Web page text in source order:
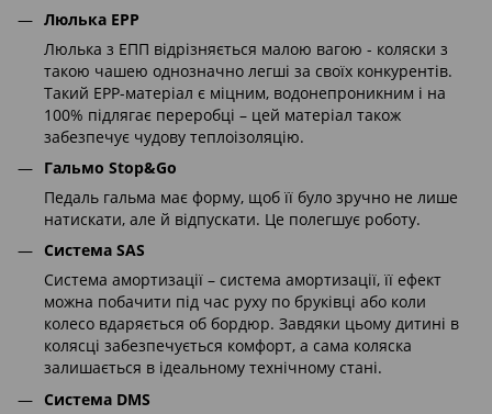
Люлька EPP
Люлька з ЕПП відрізняється малою вагою - коляски з
такою чашею однозначно легші за своїх конкурентів.
Такий EPP-матеріал є міцним, водонепроникним і на
100% підлягає переробці – цей матеріал також
забезпечує чудову теплоізоляцію.
Гальмо Stop&Go
Педаль гальма має форму, щоб її було зручно не лише
натискати, але й відпускати. Це полегшує роботу.
Система SAS
Система амортизації – система амортизації, її ефект
можна побачити під час руху по бруківці або коли
колесо вдаряється об бордюр. Завдяки цьому дитині в
колясці забезпечується комфорт, а сама коляска
залишається в ідеальному технічному стані.
Система DMS